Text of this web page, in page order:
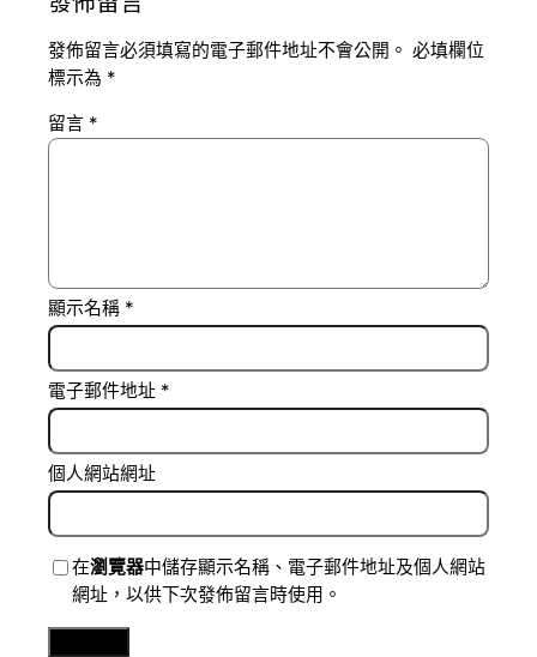
發佈留言必須填寫的電子郵件地址不會公開。 必填欄位
標示為 *
留言 *
顯示名稱 *
電子郵件地址 *
個人網站網址
在瀏覽器中儲存顯示名稱、電子郵件地址及個人網站
網址，以供下次發佈留言時使用。